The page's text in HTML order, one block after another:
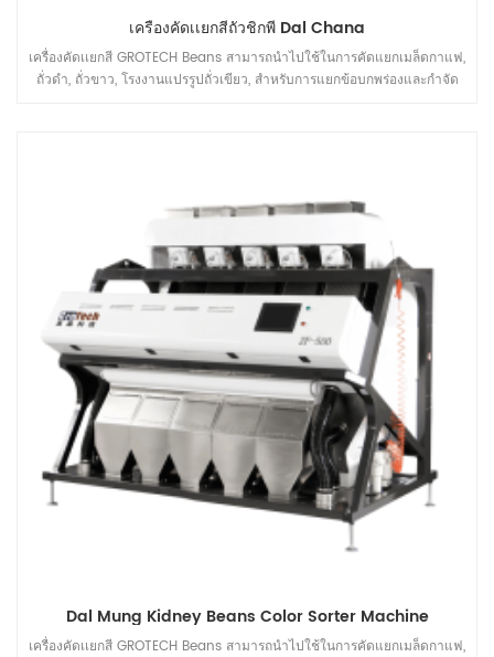
เครื่องคัดเเยกสีถั่วชิกพี Dal Chana
เครื่องคัดเเยกสี GROTECH Beans สามารถนำไปใช้ในการคัดแยกเมล็ดกาแฟ,
ถั่วดำ, ถั่วขาว, โรงงานแปรรูปถั่วเขียว, สำหรับการแยกข้อบกพร่องและกำจัด
Dal Mung Kidney Beans Color Sorter Machine
เครื่องคัดเเยกสี GROTECH Beans สามารถนำไปใช้ในการคัดแยกเมล็ดกาแฟ,